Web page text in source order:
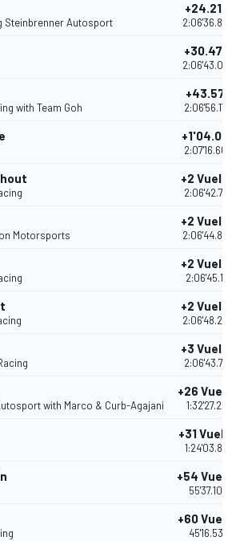
Steinbrenner Autosport
with Team Goh
+2
Motorsports
+2
+2
+2
+3
with Marco & Curb-Agajani
+26
+31
+54
+60